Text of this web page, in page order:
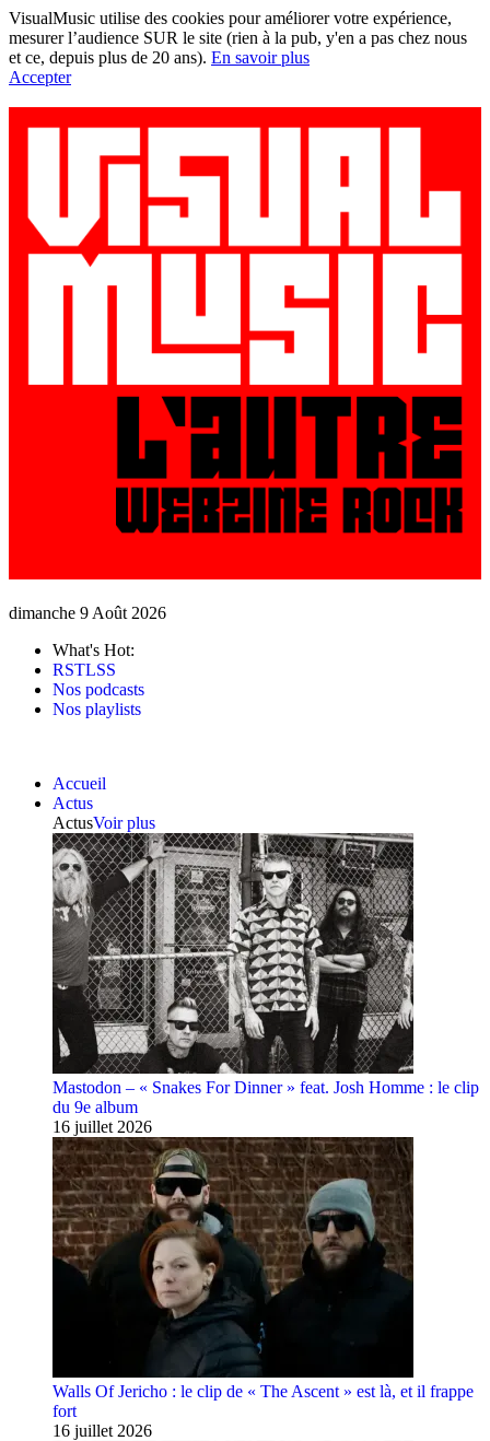
VisualMusic utilise des cookies pour améliorer votre expérience,
mesurer l’audience SUR le site (rien à la pub, y'en a pas chez nous
et ce, depuis plus de 20 ans). En savoir plus
Accepter
dimanche 9 Août 2026
What's Hot:
RSTLSS
Nos podcasts
Nos playlists
Accueil
Actus
ActusVoir plus
Mastodon – « Snakes For Dinner » feat. Josh Homme : le clip
du 9e album
16 juillet 2026
Walls Of Jericho : le clip de « The Ascent » est là, et il frappe
fort
16 juillet 2026